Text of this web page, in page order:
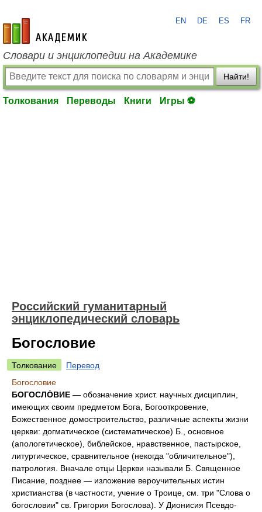
academic.ru
EN DE ES FR
Словари и энциклопедии на Академике
Найти!
Толкования Переводы Книги Игры ⚽
Российский гуманитарный
энциклопедический словарь
Богословие
Толкование
Перевод
Богословие
БОГОСЛО́ВИЕ — обозначение христ. научных дисциплин,
имеющих своим предметом Бога, Богооткровение,
Божественное домостроительство, различные аспекты жизни
церкви: догматическое (систематическое) Б., основное
(апологетическое), библейское, нравственное, пастырское,
литургическое, сравнительное (некогда "обличительное"),
патрология. Вначале отцы Церкви называли Б. Священное
Писание, позднее — изложение вероучительных истин
христианства (в частности, учение о Троице, см. три "Слова о
богословии" св. Григория Богослова). У Дионисия Псевдо-